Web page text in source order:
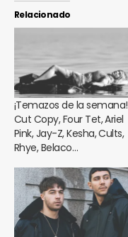
Relacionado
¡Temazos de la semana!
Cut Copy, Four Tet, Ariel
Pink, Jay-Z, Kesha, Cults,
Rhye, Belaco…